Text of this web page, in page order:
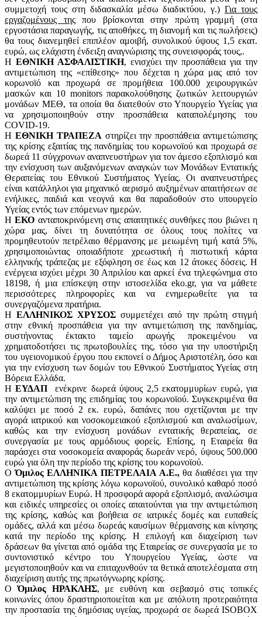
συμμετοχή τους στη διδασκαλία μέσω διαδικτύου, γ.)Για τους
εργαζομένους τηςπου βρίσκονται στην πρώτη γραμμή (στα
εργοστάσια παραγωγής, τις αποθήκες, τη διανομή και τις πωλήσεις)
θα τους διανεμηθεί επιπλέον αμοιβή, συνολικού ύψους 1,5 εκατ.
ευρώ, ως ελάχιστη ένδειξη αναγνώρισης της συνεισφοράς τους,.
Η ΕΘΝΙΚΗ ΑΣΦΑΛΙΣΤΙΚΗ, ενισχύει την προσπάθεια για την
αντιμετώπιση της «επίθεσης» που δέχεται η χώρα μας από τον
κορωνοϊό και προχωρά σε προμήθεια 100.000 χειρουργικών
μασκών και 10 monitors παρακολούθησης ζωτικών λειτουργιών
μονάδων ΜΕΘ, τα οποία θα διατεθούν στο Υπουργείο Υγείας για
να χρησιμοποιηθούν στην προσπάθεια καταπολέμησης του
COVID-19.
Η ΕΘΝΙΚΗ ΤΡΑΠΕΖΑ στηρίζει την προσπάθεια αντιμετώπισης
της κρίσης εξαιτίας της πανδημίας του κορωνοϊού και προχωρά σε
δωρεά 11 σύγχρονων αναπνευστήρων για τον άμεσο εξοπλισμό και
την ενίσχυση των αυξανόμενων αναγκών των Μονάδων Εντατικής
Θεραπείας του Εθνικού Συστήματος Υγείας. Οι αναπνευστήρες
είναι κατάλληλοι για μηχανικό αερισμό αυξημένων απαιτήσεων σε
ενήλικες, παιδιά και νεογνά και θα παραδοθούν στο υπουργείο
Υγείας εντός των επόμενων ημερών.
ΗΕΚΟ ανταποκρινόμενη στις απαιτητικές συνθήκες που βιώνει η
χώρα μας, δίνει τη δυνατότητα σε όλους τους πολίτες να
προμηθευτούν πετρέλαιο θέρμανσης με μειωμένη τιμή κατά 5%,
χρησιμοποιώντας οποιαδήποτε χρεωστική ή πιστωτική κάρτα
ελληνικής τράπεζας με εξόφληση σε έως και 12 άτοκες δόσεις. Η
ενέργεια ισχύει μέχρι 30 Απριλίου και αρκεί ένα τηλεφώνημα στο
18198, ή μια επίσκεψη στην ιστοσελίδα eko.gr, για να μάθετε
περισσότερες πληροφορίες και να ενημερωθείτε για τα
συνεργαζόμενα πρατήρια.
Η ΕΛΛΗΝΙΚΟΣ ΧΡΥΣΟΣ συμμετέχει από την πρώτη στιγμή
στην εθνική προσπάθεια για την αντιμετώπιση της πανδημίας,
συστήνοντας έκτακτο ταμείο αρωγής προκειμένου να
χρηματοδοτήσει τις πρωτοβουλίες της, τόσο για την υποστήριξη
του υγειονομικού έργου που εκπονεί ο Δήμος Αριστοτέλη, όσο και
για την ενίσχυση των δομών του Εθνικού Συστήματος Υγείας στη
Βόρεια Ελλάδα.
ΗΕΥΔΑΠ
ενέκρινε δωρεά ύψους 2,5 εκατομμυρίων ευρώ, για
την αντιμετώπιση της επιδημίας του κορωνοϊού. Συγκεκριμένα θα
καλύψει με ποσό 2 εκ. ευρώ, δαπάνες που σχετίζονται με την
αγορά ιατρικού και νοσοκομειακού εξοπλισμού και αναλωσίμων,
καθώς και την ενίσχυση μονάδων εντατικής θεραπείας, σε
συνεργασία με τους αρμόδιους φορείς. Επίσης, η Εταιρεία θα
παράσχει στα νοσοκομεία αναφοράς δωρεάν νερό, ύψους 500.000
ευρώ για όλη την περίοδο της κρίσης του κορωνοϊού.
ΟΌμιλος ΕΛΛΗΝΙΚΑ ΠΕΤΡΕΛΑΙΑ Α.Ε.,θα διαθέσει για την
αντιμετώπιση της κρίσης λόγω κορωνοϊού, συνολικό καθαρό ποσό
8 εκατομμυρίων Ευρώ. Η προσφορά αφορά εξοπλισμό, αναλώσιμα
και ειδικές υπηρεσίες οι οποίες απαιτούνται για την αντιμετώπιση
της κρίσης, καθώς και βοήθεια σε ιατρικές δομές και ευπαθείς
ομάδες, αλλά και μέσω δωρεάς καυσίμων θέρμανσης και κίνησης
κατά την περίοδο της κρίσης. Η επιλογή και διαχείριση των
δράσεων θα γίνεται από ομάδα της Εταιρείας σε συνεργασία με το
συντονιστικό κέντρο του Υπουργείου Υγείας, ώστε να
μεγιστοποιηθούν και να επιταχυνθούν τα θετικά αποτελέσματα στη
διαχείριση αυτής της πρωτόγνωρης κρίσης.
ΟΌμιλος ΗΡΑΚΛΗΣ, με ευθύνη και σεβασμό στις τοπικές
κοινωνίες όπου δραστηριοποιείται και με απόλυτη προτεραιότητα
την προστασία της δημόσιας υγείας, προχωρά σε δωρεά ISOBOX